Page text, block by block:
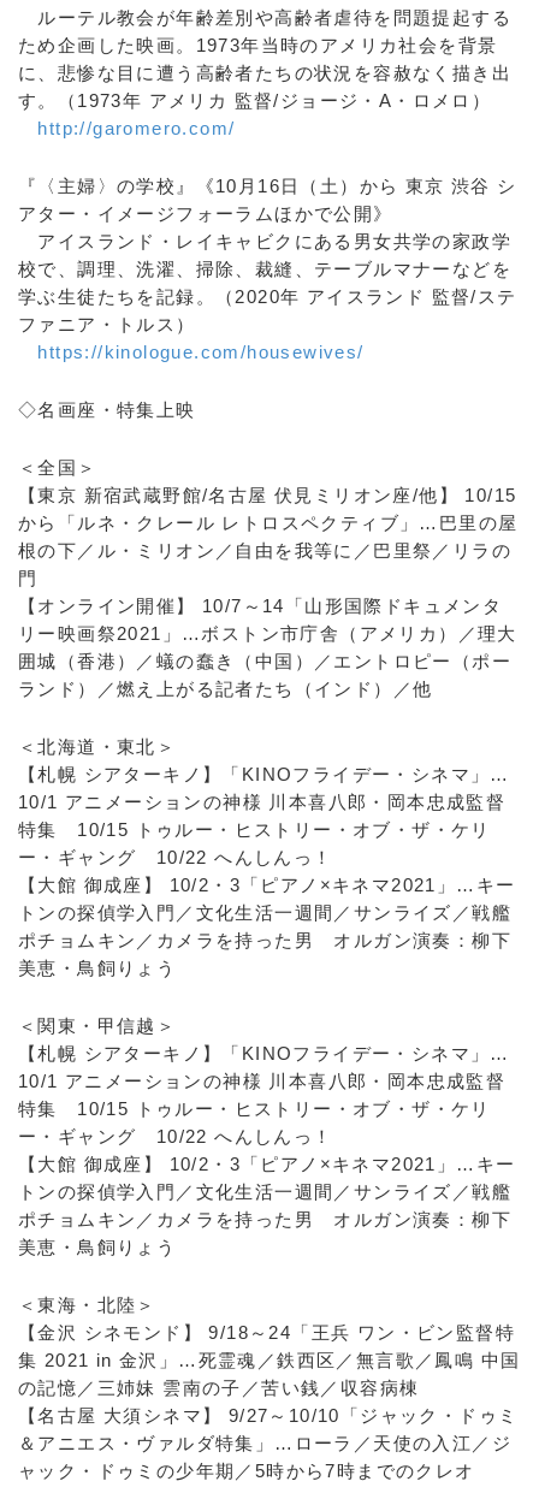
ルーテル教会が年齢差別や高齢者虐待を問題提起する
ため企画した映画。1973年当時のアメリカ社会を背景
に、悲惨な目に遭う高齢者たちの状況を容赦なく描き出
す。（1973年 アメリカ 監督/ジョージ・A・ロメロ）
http://garomero.com/
『〈主婦〉の学校』《10月16日（土）から 東京 渋谷 シ
アター・イメージフォーラムほかで公開》
アイスランド・レイキャビクにある男女共学の家政学
校で、調理、洗濯、掃除、裁縫、テーブルマナーなどを
学ぶ生徒たちを記録。（2020年 アイスランド 監督/ステ
ファニア・トルス）
https://kinologue.com/housewives/
◇名画座・特集上映
＜全国＞
【東京 新宿武蔵野館/名古屋 伏見ミリオン座/他】 10/15
から「ルネ・クレール レトロスペクティブ」…巴里の屋
根の下／ル・ミリオン／自由を我等に／巴里祭／リラの
門
【オンライン開催】 10/7～14「山形国際ドキュメンタ
リー映画祭2021」…ボストン市庁舎（アメリカ）／理大
囲城（香港）／蟻の蠢き（中国）／エントロピー（ポー
ランド）／燃え上がる記者たち（インド）／他
＜北海道・東北＞
【札幌 シアターキノ】「KINOフライデー・シネマ」…
10/1 アニメーションの神様 川本喜八郎・岡本忠成監督
特集 10/15 トゥルー・ヒストリー・オブ・ザ・ケリ
ー・ギャング 10/22 へんしんっ！
【大館 御成座】 10/2・3「ピアノ×キネマ2021」…キー
トンの探偵学入門／文化生活一週間／サンライズ／戦艦
ポチョムキン／カメラを持った男 オルガン演奏：柳下
美恵・鳥飼りょう
＜関東・甲信越＞
【札幌 シアターキノ】「KINOフライデー・シネマ」…
10/1 アニメーションの神様 川本喜八郎・岡本忠成監督
特集 10/15 トゥルー・ヒストリー・オブ・ザ・ケリ
ー・ギャング 10/22 へんしんっ！
【大館 御成座】 10/2・3「ピアノ×キネマ2021」…キー
トンの探偵学入門／文化生活一週間／サンライズ／戦艦
ポチョムキン／カメラを持った男 オルガン演奏：柳下
美恵・鳥飼りょう
＜東海・北陸＞
【金沢 シネモンド】 9/18～24「王兵 ワン・ビン監督特
集 2021 in 金沢」…死霊魂／鉄西区／無言歌／鳳鳴 中国
の記憶／三姉妹 雲南の子／苦い銭／収容病棟
【名古屋 大須シネマ】 9/27～10/10「ジャック・ドゥミ
＆アニエス・ヴァルダ特集」…ローラ／天使の入江／ジ
ャック・ドゥミの少年期／5時から7時までのクレオ